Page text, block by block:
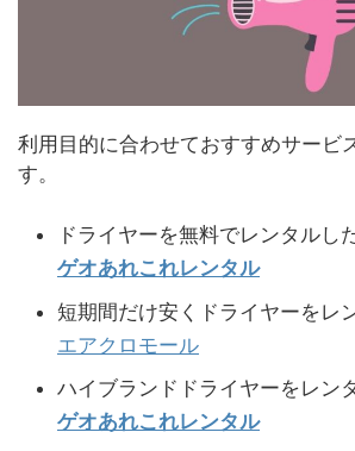
利用目的に合わせておすすめサービ
す。
ドライヤーを無料でレンタルし
ゲオあれこれレンタル
短期間だけ安くドライヤーをレ
エアクロモール
ハイブランドドライヤーをレン
ゲオあれこれレンタル